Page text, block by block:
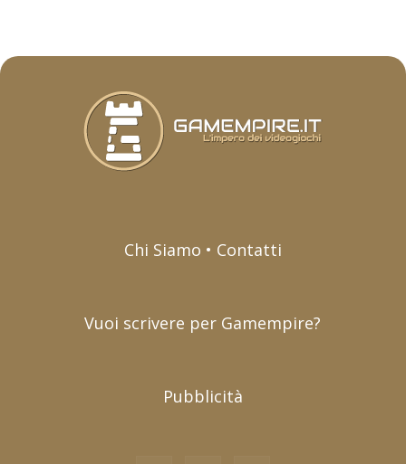
Chi Siamo • Contatti
Vuoi scrivere per Gamempire?
Pubblicità